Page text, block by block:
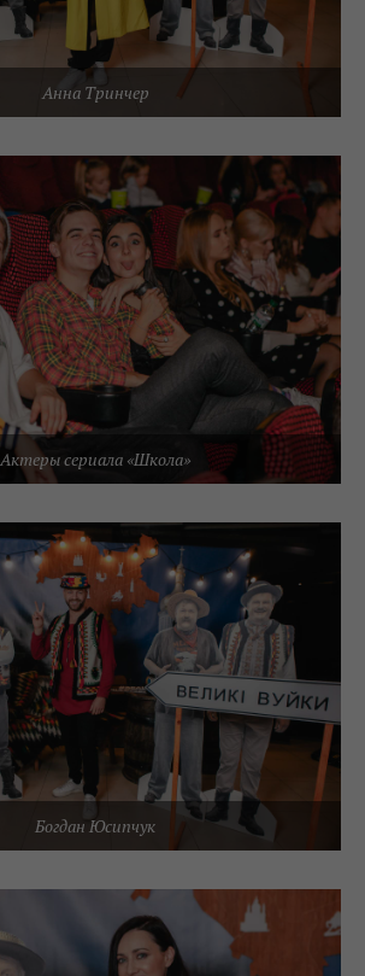
Анна Тринчер
Актеры сериала «Школа»
Богдан Юсипчук